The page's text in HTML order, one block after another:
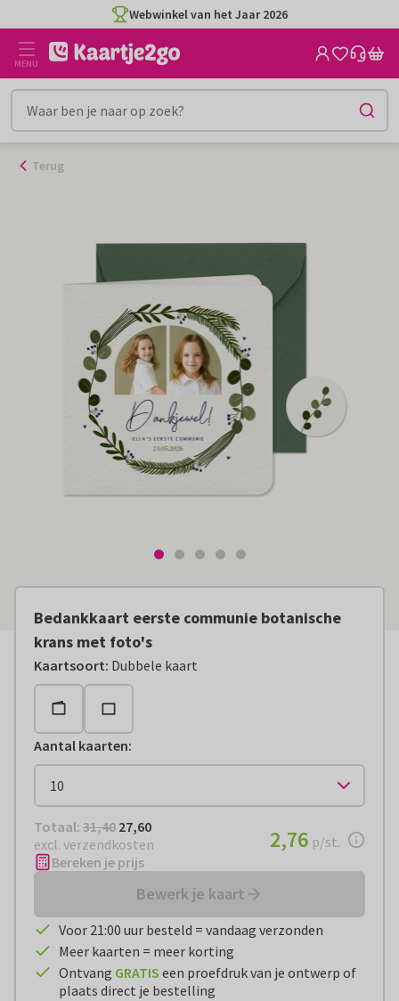
naar
inhoud
Webwinkel van het Jaar 2026
MENU
Terug
Bedankkaart eerste communie botanische
krans met foto's
Kaartsoort: Dubbele kaart
Aantal kaarten:
Totaal: € 27,60
Totaal: 31,40 27,60
excl. verzendkosten
€ 2,76per stuk
2,76 p/st.
Bereken je prijs
Bewerk je kaart
Voor 21:00 uur besteld = vandaag verzonden
Meer kaarten = meer korting
Ontvang GRATIS een proefdruk van je ontwerp of
plaats direct je bestelling